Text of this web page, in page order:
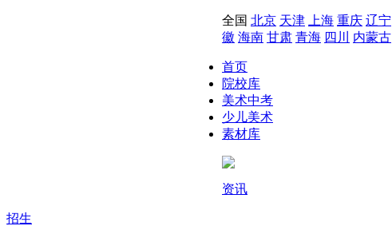
全国 北京 天津 上海 重庆 辽宁
徽 海南 甘肃 青海 四川 内蒙古
首页
院校库
美术中考
少儿美术
素材库
资讯
招生